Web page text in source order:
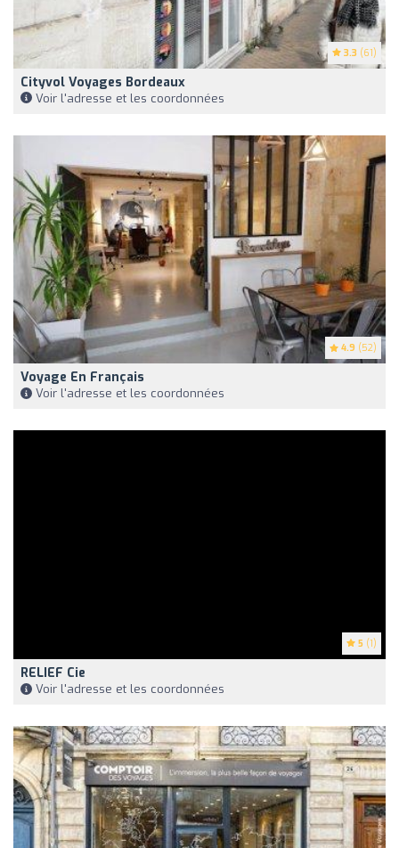
3.3 (61)
Cityvol Voyages Bordeaux
Voir l'adresse et les coordonnées
4.9 (52)
Voyage En Français
Voir l'adresse et les coordonnées
5 (1)
RELIEF Cie
Voir l'adresse et les coordonnées